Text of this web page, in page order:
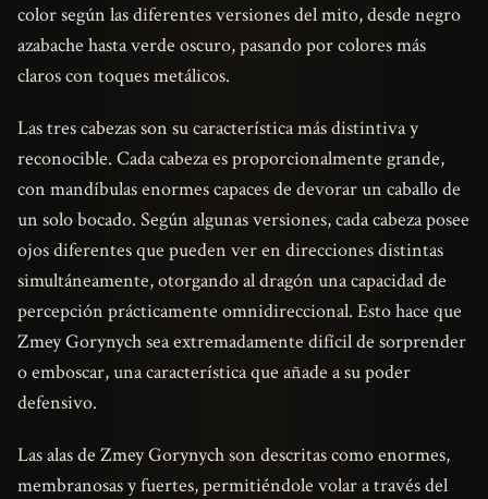
color según las diferentes versiones del mito, desde negro
azabache hasta verde oscuro, pasando por colores más
claros con toques metálicos.
Las tres cabezas son su característica más distintiva y
reconocible. Cada cabeza es proporcionalmente grande,
con mandíbulas enormes capaces de devorar un caballo de
un solo bocado. Según algunas versiones, cada cabeza posee
ojos diferentes que pueden ver en direcciones distintas
simultáneamente, otorgando al dragón una capacidad de
percepción prácticamente omnidireccional. Esto hace que
Zmey Gorynych sea extremadamente difícil de sorprender
o emboscar, una característica que añade a su poder
defensivo.
Las alas de Zmey Gorynych son descritas como enormes,
membranosas y fuertes, permitiéndole volar a través del